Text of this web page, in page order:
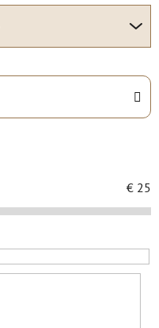
€ 25